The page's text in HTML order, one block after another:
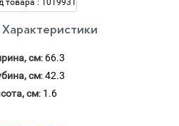
товара : 1019931
Характеристики
см: 66.3
см: 42.3
см: 1.6